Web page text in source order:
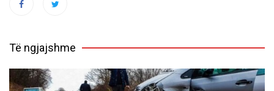
Të ngjajshme